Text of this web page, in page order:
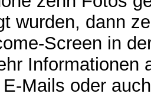
wurden, dann
Screen in
Informationen
Mails oder